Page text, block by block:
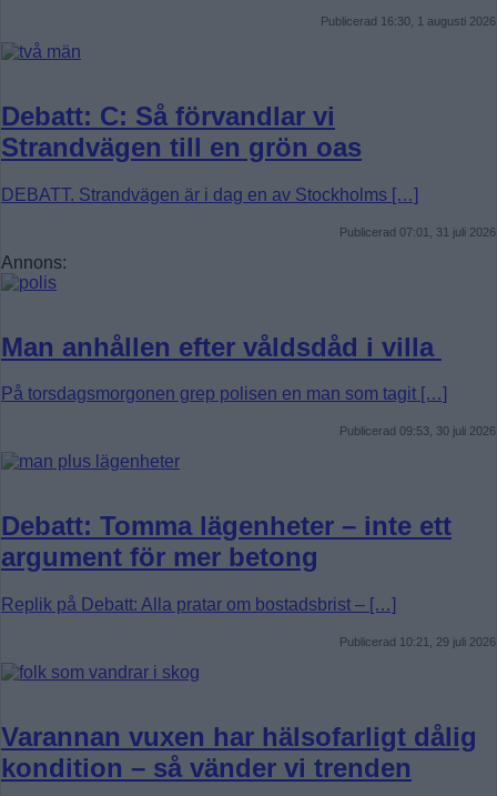
Publicerad 16:30, 1 augusti 2026
Debatt: C: Så förvandlar vi
Strandvägen till en grön oas
DEBATT. Strandvägen är i dag en av Stockholms […]
Publicerad 07:01, 31 juli 2026
Annons:
Man anhållen efter våldsdåd i villa
På torsdagsmorgonen grep polisen en man som tagit […]
Publicerad 09:53, 30 juli 2026
Debatt: Tomma lägenheter – inte ett
argument för mer betong
Replik på Debatt: Alla pratar om bostadsbrist – […]
Publicerad 10:21, 29 juli 2026
Varannan vuxen har hälsofarligt dålig
kondition – så vänder vi trenden